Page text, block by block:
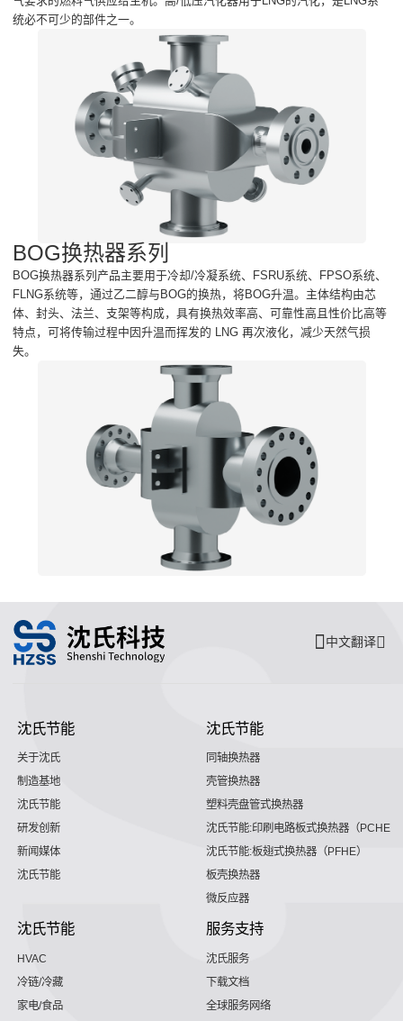
统必不可少的部件之一。
BOG换热器系列
BOG换热器系列产品主要用于冷却/冷凝系统、FSRU系统、FPSO系统、
FLNG系统等，通过乙二醇与BOG的换热，将BOG升温。主体结构由芯
体、封头、法兰、支架等构成，具有换热效率高、可靠性高且性价比高等
特点，可将传输过程中因升温而挥发的 LNG 再次液化，减少天然气损
失。
中文翻译
沈氏节能
关于沈氏
制造基地
沈氏节能
研发创新
新闻媒体
沈氏节能
沈氏节能
同轴换热器
壳管换热器
塑料壳盘管式换热器
沈氏节能:印刷电路板式换热器（PCHE）
沈氏节能:板翅式换热器（PFHE）
板壳换热器
微反应器
沈氏节能
HVAC
冷链/冷藏
家电/食品
服务支持
沈氏服务
下载文档
全球服务网络